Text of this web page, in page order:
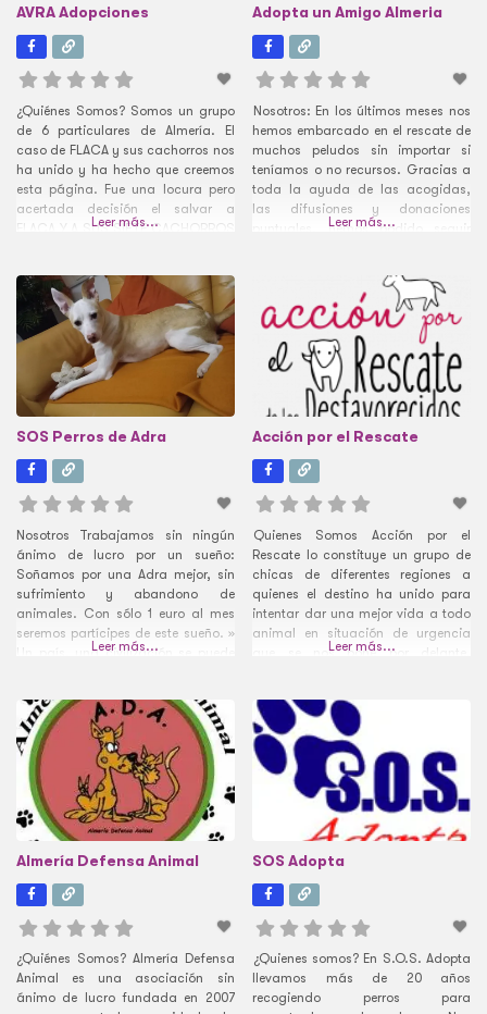
AVRA Adopciones
¿Quiénes Somos? Somos un grupo
de 6 particulares de Almería. El
caso de FLACA y sus cachorros nos
ha unido y ha hecho que creemos
esta página. Fue una locura pero
acertada decisión el salvar a
FLACA Y A SUS SIETE CACHORROS
maltrato y abandono hacia los
animales de toda
Leer más...
Adopta un Amigo Almeria
Nosotros: En los últimos meses nos
hemos embarcado en el rescate de
muchos peludos sin importar si
teníamos o no recursos. Gracias a
toda la ayuda de las acogidas,
las difusiones y donaciones
puntuales, hemos podido seguir
hemos visto en la necesidad de
tener un fondo para emergencias.
Con 1€ al
Leer más...
SOS Perros de Adra
Nosotros Trabajamos sin ningún
ánimo de lucro por un sueño:
Soñamos por una Adra mejor, sin
sufrimiento y abandono de
animales. Con sólo 1 euro al mes
seremos partícipes de este sueño. »
Un país, una civilización se puede
Leer más...
Acción por el Rescate
Quienes Somos Acción por el
Rescate lo constituye un grupo de
chicas de diferentes regiones a
quienes el destino ha unido para
intentar dar una mejor vida a todo
animal en situación de urgencia
que se nos pone por delante.
hacia los animales, estamos en
contra del abandono y el
Leer más...
Almería Defensa Animal
¿Quiénes Somos? Almería Defensa
Animal es una asociación sin
ánimo de lucro fundada en 2007
SOS Adopta
¿Quienes somos? En S.O.S. Adopta
llevamos más de 20 años
recogiendo perros para